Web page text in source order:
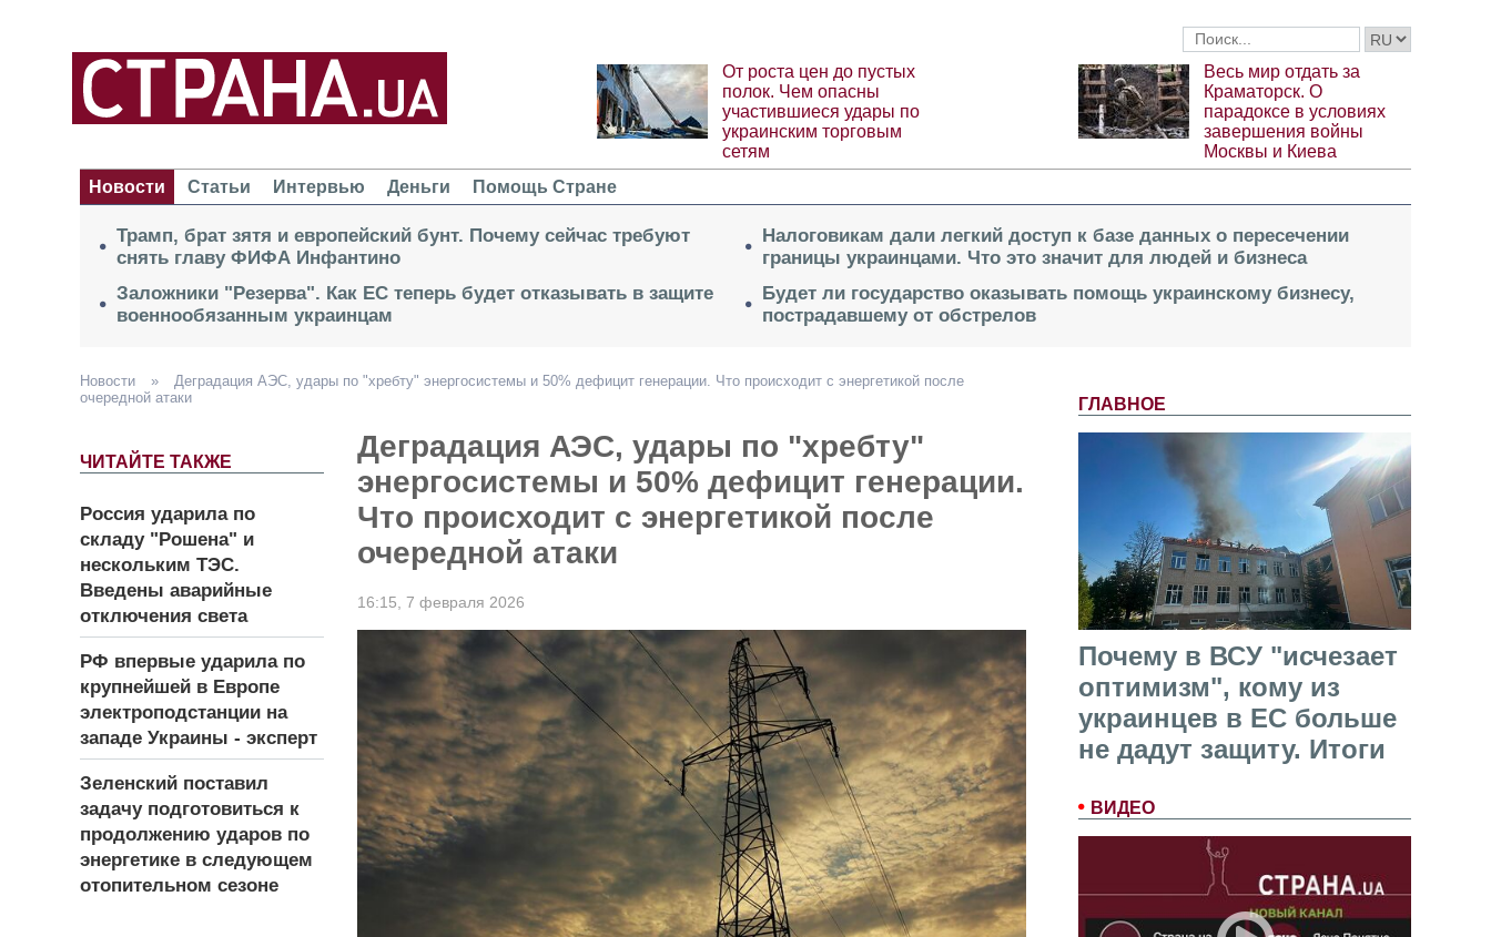
От роста цен до пустых
полок. Чем опасны
участившиеся удары по
украинским торговым
сетям
Весь мир отдать за
Краматорск. О
парадоксе в условиях
завершения войны
Москвы и Киева
Новости
Статьи Интервью Деньги Помощь Стране
Трамп, брат зятя и европейский бунт. Почему сейчас требуют
снять главу ФИФА Инфантино
Заложники "Резерва". Как ЕС теперь будет отказывать в защите
военнообязанным украинцам
Налоговикам дали легкий доступ к базе данных о пересечении
границы украинцами. Что это значит для людей и бизнеса
Будет ли государство оказывать помощь украинскому бизнесу,
пострадавшему от обстрелов
ГЛАВНОЕ
Почему в ВСУ "исчезает
оптимизм", кому из
украинцев в ЕС больше
не дадут защиту. Итоги
ВИДЕО
Новости »
Деградация АЭС, удары по "хребту" энергосистемы и 50% дефицит генерации. Что происходит с энергетикой после
очередной атаки
ЧИТАЙТЕ ТАКЖЕ
Россия ударила по
складу "Рошена" и
нескольким ТЭС.
Введены аварийные
отключения света
РФ впервые ударила по
крупнейшей в Европе
электроподстанции на
западе Украины - эксперт
Зеленский поставил
задачу подготовиться к
продолжению ударов по
энергетике в следующем
отопительном сезоне
Деградация АЭС, удары по "хребту"
энергосистемы и 50% дефицит генерации.
Что происходит с энергетикой после
очередной атаки
16:15, 7 февраля 2026